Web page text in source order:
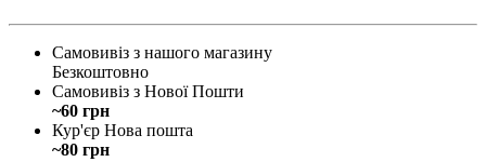
Самовивіз з нашого магазину
Безкоштовно
Самовивіз з Нової Пошти
~60 грн
Кур'єр Нова пошта
~80 грн